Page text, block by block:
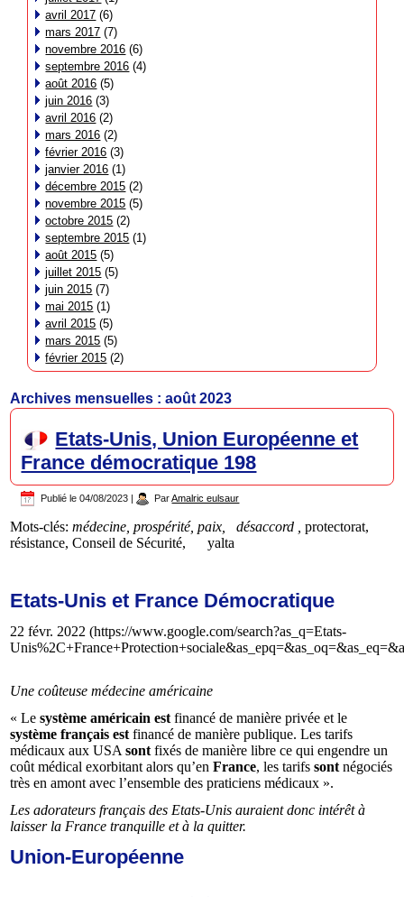
avril 2017 (6)
mars 2017 (7)
novembre 2016 (6)
septembre 2016 (4)
août 2016 (5)
juin 2016 (3)
avril 2016 (2)
mars 2016 (2)
février 2016 (3)
janvier 2016 (1)
décembre 2015 (2)
novembre 2015 (5)
octobre 2015 (2)
septembre 2015 (1)
août 2015 (5)
juillet 2015 (5)
juin 2015 (7)
mai 2015 (1)
avril 2015 (5)
mars 2015 (5)
février 2015 (2)
Archives mensuelles :août 2023
Etats-Unis, Union Européenne et
France démocratique 198
Publié le 04/08/2023 | Par Amalric eulsaur
Mots-clés:médecine, prospérité, paix, désaccord ,protectorat,
résistance, Conseil de Sécurité, yalta
Etats-Unis et France Démocratique
22 févr. 2022 (https://www.google.com/search?as_q=Etats-
Une coûteuse médecine américaine
« Lesystème américain est financé de manière privée et le
système français est financé de manière publique. Les tarifs
médicaux aux USAsont fixés de manière libre ce qui engendre un
coût médical exorbitant alors qu’enFrance, les tarifssont négociés
très en amont avec l’ensemble des praticiens médicaux ».
Les adorateurs français des Etats-Unis auraient donc intérêt à
laisser la France tranquille et à la quitter.
Union-Européenne